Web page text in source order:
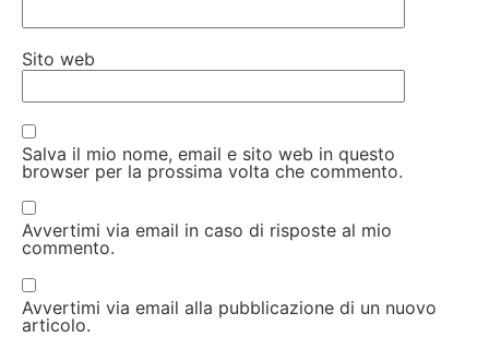
Sito web
Salva il mio nome, email e sito web in questo
browser per la prossima volta che commento.
Avvertimi via email in caso di risposte al mio
commento.
Avvertimi via email alla pubblicazione di un nuovo
articolo.